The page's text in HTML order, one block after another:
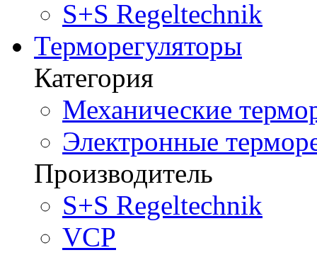
S+S Regeltechnik
Терморегуляторы
Категория
Механические
Электронные
Производитель
S+S Regeltechnik
VCP